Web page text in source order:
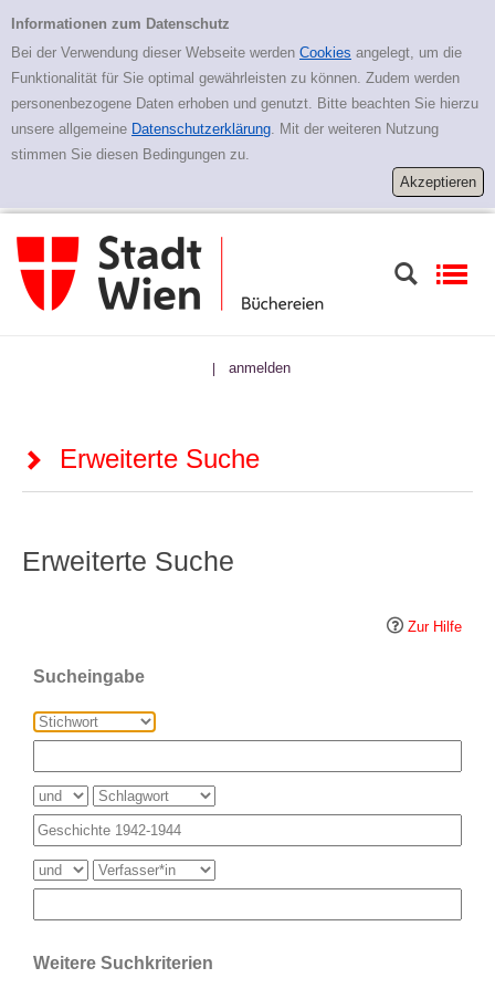
Erweiterte Suche
Informationen zum Datenschutz
Bei der Verwendung dieser Webseite werden Cookies angelegt, um die
Funktionalität für Sie optimal gewährleisten zu können. Zudem werden
personenbezogene Daten erhoben und genutzt. Bitte beachten Sie hierzu
unsere allgemeine Datenschutzerklärung. Mit der weiteren Nutzung
stimmen Sie diesen Bedingungen zu.
| anmelden
Erweiterte Suche
Erweiterte Suche
Zur Hilfe
Sucheingabe
Weitere Suchkriterien